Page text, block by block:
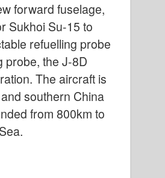
forward fuselage,
Sukhoi Su-15 to
refuelling probe
probe, the J-8D
The aircraft is
southern China
from 800km to